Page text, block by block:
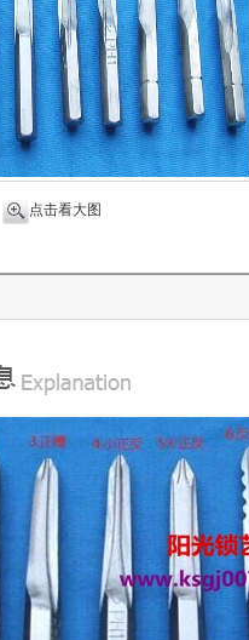
点击看大图